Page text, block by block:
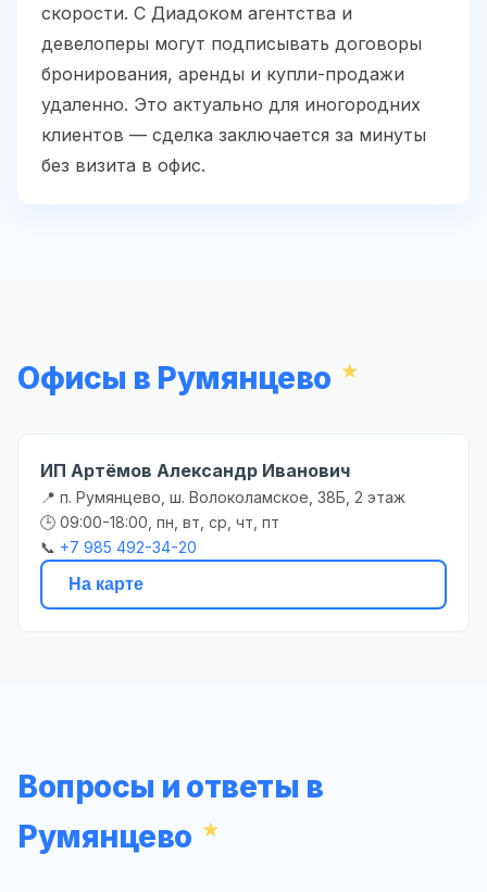
скорости. С Диадоком агентства и
девелоперы могут подписывать договоры
бронирования, аренды и купли-продажи
удаленно. Это актуально для иногородних
клиентов — сделка заключается за минуты
без визита в офис.
Офисы в Румянцево
ИП Артёмов Александр Иванович
📍 п. Румянцево, ш. Волоколамское, 38Б, 2 этаж
🕒 09:00-18:00, пн, вт, ср, чт, пт
📞 +7 985 492-34-20
На карте
Вопросы и ответы в
Румянцево